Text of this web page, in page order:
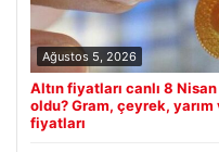
Ağustos 5, 2026
Altın fiyatları canlı 8
oldu? Gram, çeyrek, yarım
fiyatları